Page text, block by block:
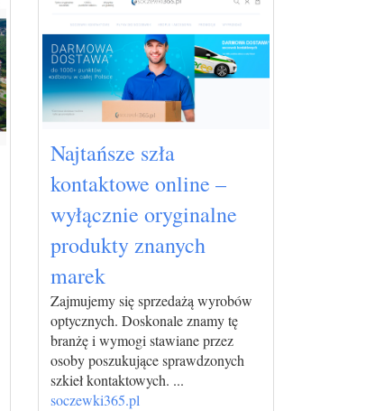
Najtańsze szła
kontaktowe online –
wyłącznie oryginalne
produkty znanych
marek
Zajmujemy się sprzedażą wyrobów
optycznych. Doskonale znamy tę
branżę i wymogi stawiane przez
osoby poszukujące sprawdzonych
szkieł kontaktowych. ...
soczewki365.pl